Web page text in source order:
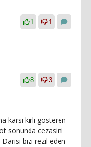
1 1
8 3
karsi kirli gosteren
sonunda cezasini
bizi rezil eden